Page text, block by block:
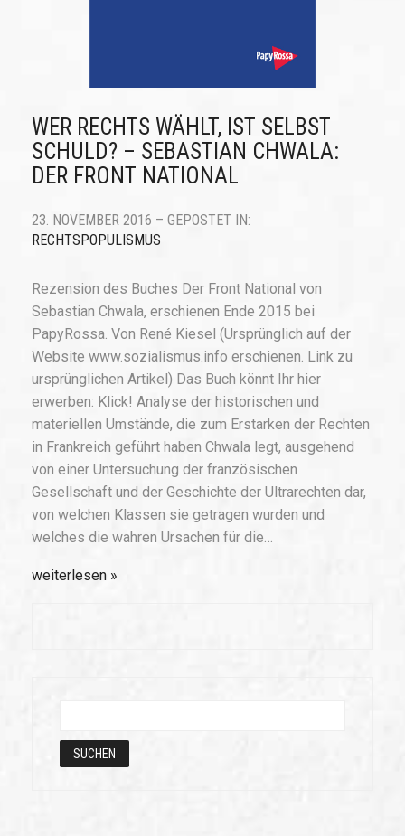
WER RECHTS WÄHLT, IST SELBST
SCHULD? – SEBASTIAN CHWALA:
DER FRONT NATIONAL
23. NOVEMBER 2016 – GEPOSTET IN:
RECHTSPOPULISMUS
Rezension des Buches Der Front National von
Sebastian Chwala, erschienen Ende 2015 bei
PapyRossa. Von René Kiesel (Ursprünglich auf der
Website www.sozialismus.info erschienen. Link zu
ursprünglichen Artikel) Das Buch könnt Ihr hier
erwerben: Klick! Analyse der historischen und
materiellen Umstände, die zum Erstarken der Rechten
in Frankreich geführt haben Chwala legt, ausgehend
von einer Untersuchung der französischen
Gesellschaft und der Geschichte der Ultrarechten dar,
von welchen Klassen sie getragen wurden und
welches die wahren Ursachen für die…
weiterlesen